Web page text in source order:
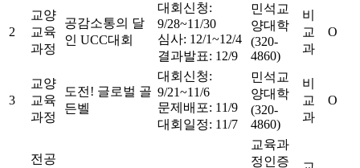
2
교양
교육
과정
공감소통의 달
인 UCC대회
대회신청:
9/28~11/30
심사: 12/1~12/4
결과발표: 12/9
민석교
양대학
(320-
4860)
비
교
과
O
3
교양
교육
과정
도전! 글로벌 골
든벨
대회신청:
9/21~11/6
문제배포: 11/9
대회일정: 11/7
민석교
양대학
(320-
4860)
비
교
과
O
전공
교육과
정인증